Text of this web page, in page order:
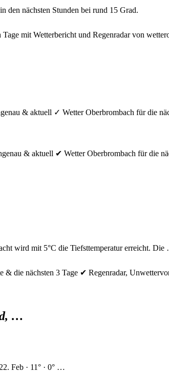
den nächsten Stunden bei rund 15 Grad.
mit Wetterbericht und Regenradar von
& aktuell ✓ Wetter Oberbrombach für die
& aktuell ✔ Wetter Oberbrombach für die
wird mit 5°C die Tiefsttemperatur erreicht.
die nächsten 3 Tage ✔ Regenradar,
…
Feb · 11° · 0° …